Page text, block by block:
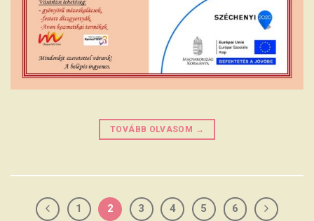
TOVÁBB OLVASOM →
1 2 3 4 5 6